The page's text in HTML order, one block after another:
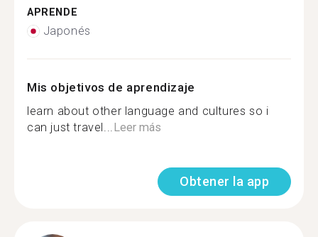
APRENDE
Japonés
Mis objetivos de aprendizaje
learn about other language and cultures so i
can just travel...Leer más
Obtener la app